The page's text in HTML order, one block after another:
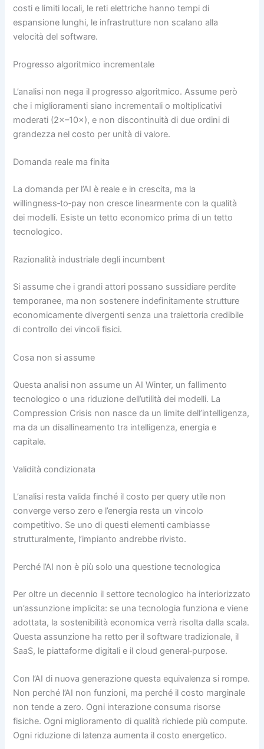
costi e limiti locali, le reti elettriche hanno tempi di
espansione lunghi, le infrastrutture non scalano alla
velocità del software.
Progresso algoritmico incrementale
L’analisi non nega il progresso algoritmico. Assume però
che i miglioramenti siano incrementali o moltiplicativi
moderati (2×–10×), e non discontinuità di due ordini di
grandezza nel costo per unità di valore.
Domanda reale ma finita
La domanda per l’AI è reale e in crescita, ma la
willingness‑to‑pay non cresce linearmente con la qualità
dei modelli. Esiste un tetto economico prima di un tetto
tecnologico.
Razionalità industriale degli incumbent
Si assume che i grandi attori possano sussidiare perdite
temporanee, ma non sostenere indefinitamente strutture
economicamente divergenti senza una traiettoria credibile
di controllo dei vincoli fisici.
Cosa non si assume
Questa analisi non assume un AI Winter, un fallimento
tecnologico o una riduzione dell’utilità dei modelli. La
Compression Crisis non nasce da un limite dell’intelligenza,
ma da un disallineamento tra intelligenza, energia e
capitale.
Validità condizionata
L’analisi resta valida finché il costo per query utile non
converge verso zero e l’energia resta un vincolo
competitivo. Se uno di questi elementi cambiasse
strutturalmente, l’impianto andrebbe rivisto.
Perché l’AI non è più solo una questione tecnologica
Per oltre un decennio il settore tecnologico ha interiorizzato
un’assunzione implicita: se una tecnologia funziona e viene
adottata, la sostenibilità economica verrà risolta dalla scala.
Questa assunzione ha retto per il software tradizionale, il
SaaS, le piattaforme digitali e il cloud general‑purpose.
Con l’AI di nuova generazione questa equivalenza si rompe.
Non perché l’AI non funzioni, ma perché il costo marginale
non tende a zero. Ogni interazione consuma risorse
fisiche. Ogni miglioramento di qualità richiede più compute.
Ogni riduzione di latenza aumenta il costo energetico.